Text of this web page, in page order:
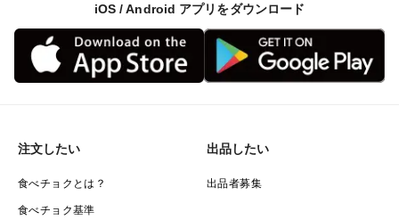
iOS / Android アプリをダウンロード
注文したい
食べチョクとは？
食べチョク基準
出品したい
出品者募集